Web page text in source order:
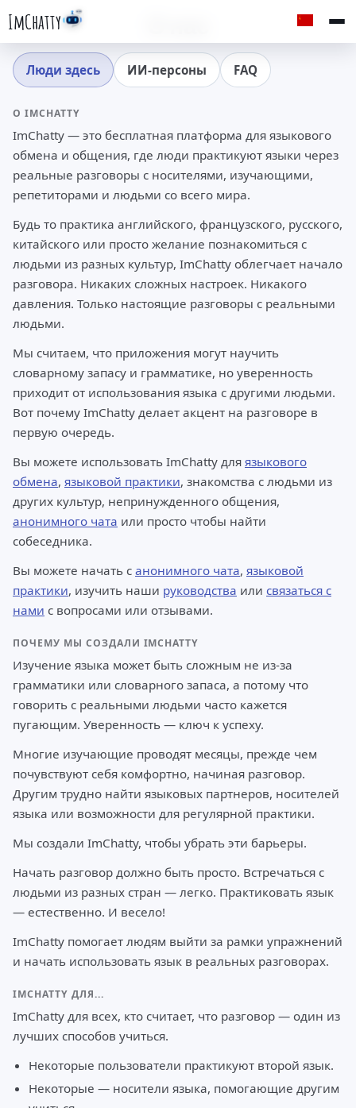
ImChatty
Люди здесь ИИ-персоны FAQ
О IMCHATTY
ImChatty — это бесплатная платформа для языкового
обмена и общения, где люди практикуют языки через
реальные разговоры с носителями, изучающими,
репетиторами и людьми со всего мира.
Будь то практика английского, французского, русского,
китайского или просто желание познакомиться с
людьми из разных культур, ImChatty облегчает начало
разговора. Никаких сложных настроек. Никакого
давления. Только настоящие разговоры с реальными
людьми.
Мы считаем, что приложения могут научить
словарному запасу и грамматике, но уверенность
приходит от использования языка с другими людьми.
Вот почему ImChatty делает акцент на разговоре в
первую очередь.
Вы можете использовать ImChatty для языкового
обмена, языковой практики, знакомства с людьми из
других культур, непринужденного общения,
анонимного чата или просто чтобы найти
собеседника.
Вы можете начать с анонимного чата, языковой
практики, изучить наши руководства или связаться с
нами с вопросами или отзывами.
ПОЧЕМУ МЫ СОЗДАЛИ IMCHATTY
Изучение языка может быть сложным не из-за
грамматики или словарного запаса, а потому что
говорить с реальными людьми часто кажется
пугающим. Уверенность — ключ к успеху.
Многие изучающие проводят месяцы, прежде чем
почувствуют себя комфортно, начиная разговор.
Другим трудно найти языковых партнеров, носителей
языка или возможности для регулярной практики.
Мы создали ImChatty, чтобы убрать эти барьеры.
Начать разговор должно быть просто. Встречаться с
людьми из разных стран — легко. Практиковать язык
— естественно. И весело!
ImChatty помогает людям выйти за рамки упражнений
и начать использовать язык в реальных разговорах.
IMCHATTY ДЛЯ...
ImChatty для всех, кто считает, что разговор — один из
лучших способов учиться.
Некоторые пользователи практикуют второй язык.
Некоторые — носители языка, помогающие другим